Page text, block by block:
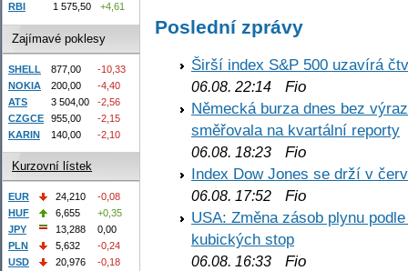
Poslední zprávy
Širší index S&P 500 uzavírá
06.08. 22:14 Fio
Německá burza dnes bez
směřovala na kvartální reporty
06.08. 18:23 Fio
Index Dow Jones se drží v
06.08. 17:52 Fio
USA: Změna zásob plynu
kubických stop
06.08. 16:33 Fio
RBI
1 575,50 +4,61
Zajímavé poklesy
SHELL 877,00
-10,33
NOKIA
200,00
-4,40
ATS
3 504,00
-2,56
CZGCE
955,00
-2,15
KARIN
140,00 -2,10
Kurzovní lístek
EUR 24,210
-0,08
HUF
6,655
+0,35
JPY
13,288
0,00
PLN
5,632
-0,24
USD
20,976 -0,18